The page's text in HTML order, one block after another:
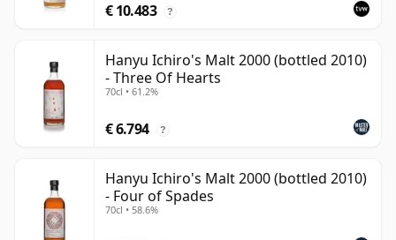
€ 10.483 ?
Hanyu Ichiro's Malt 2000 (bottled 2010)
- Three Of Hearts
70cl • 61.2%
€ 6.794 ?
Hanyu Ichiro's Malt 2000 (bottled 2010)
- Four of Spades
70cl • 58.6%